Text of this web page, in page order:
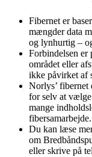
Fibernet er
mængder data
og lynhurtig –
Forbindelsen er
området eller
ikke påvirket af
Norlys’ fibernet
for selv at
mange
fibersamarbejde.
Du kan læse
om
eller skrive på